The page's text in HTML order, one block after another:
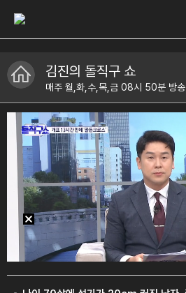
김진의 돌직구 쇼
매주 월,화,수,목,금 08시 50분 방송